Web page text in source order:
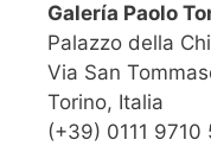
Galería Paolo
Palazzo della
Via San
Torino, Italia
(+39) 0111 9710